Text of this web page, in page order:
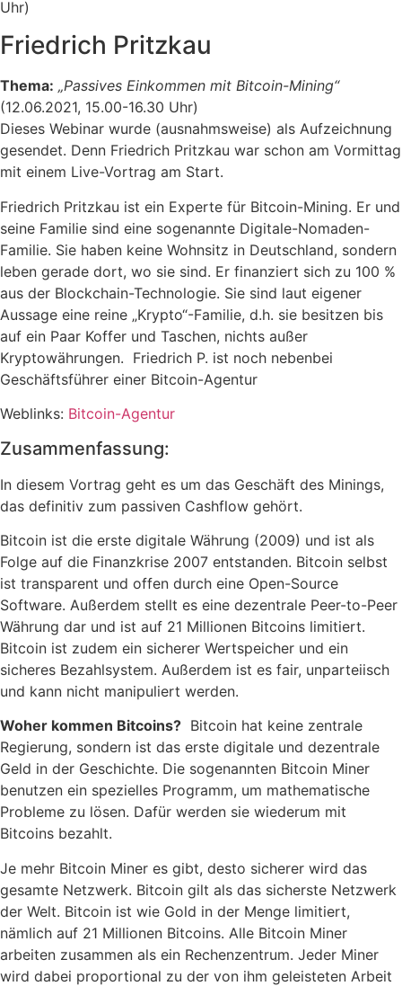
Uhr)
Friedrich Pritzkau
Thema: „Passives Einkommen mit Bitcoin-Mining“
(12.06.2021, 15.00-16.30 Uhr)
Dieses Webinar wurde (ausnahmsweise) als Aufzeichnung
gesendet. Denn Friedrich Pritzkau war schon am Vormittag
mit einem Live-Vortrag am Start.
Friedrich Pritzkau ist ein Experte für Bitcoin-Mining. Er und
seine Familie sind eine sogenannte Digitale-Nomaden-
Familie. Sie haben keine Wohnsitz in Deutschland, sondern
leben gerade dort, wo sie sind. Er finanziert sich zu 100 %
aus der Blockchain-Technologie. Sie sind laut eigener
Aussage eine reine „Krypto“-Familie, d.h. sie besitzen bis
auf ein Paar Koffer und Taschen, nichts außer
Kryptowährungen. Friedrich P. ist noch nebenbei
Geschäftsführer einer Bitcoin-Agentur
Weblinks: Bitcoin-Agentur
Zusammenfassung:
In diesem Vortrag geht es um das Geschäft des Minings,
das definitiv zum passiven Cashflow gehört.
Bitcoin ist die erste digitale Währung (2009) und ist als
Folge auf die Finanzkrise 2007 entstanden. Bitcoin selbst
ist transparent und offen durch eine Open-Source
Software. Außerdem stellt es eine dezentrale Peer-to-Peer
Währung dar und ist auf 21 Millionen Bitcoins limitiert.
Bitcoin ist zudem ein sicherer Wertspeicher und ein
sicheres Bezahlsystem. Außerdem ist es fair, unparteiisch
und kann nicht manipuliert werden.
Woher kommen Bitcoins? Bitcoin hat keine zentrale
Regierung, sondern ist das erste digitale und dezentrale
Geld in der Geschichte. Die sogenannten Bitcoin Miner
benutzen ein spezielles Programm, um mathematische
Probleme zu lösen. Dafür werden sie wiederum mit
Bitcoins bezahlt.
Je mehr Bitcoin Miner es gibt, desto sicherer wird das
gesamte Netzwerk. Bitcoin gilt als das sicherste Netzwerk
der Welt. Bitcoin ist wie Gold in der Menge limitiert,
nämlich auf 21 Millionen Bitcoins. Alle Bitcoin Miner
arbeiten zusammen als ein Rechenzentrum. Jeder Miner
wird dabei proportional zu der von ihm geleisteten Arbeit